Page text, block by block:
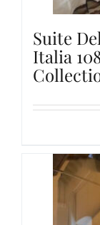
Suite
Italia